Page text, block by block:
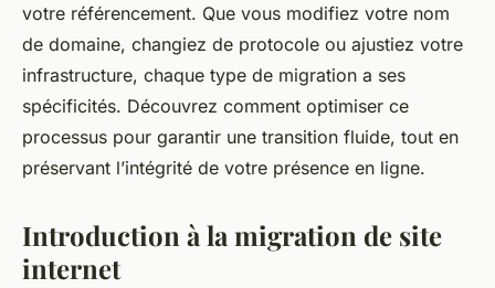
Maxence•30 décembre 2024•5 min de lecture
votre référencement. Que vous modifiez votre nom
de domaine, changiez de protocole ou ajustiez votre
infrastructure, chaque type de migration a ses
spécificités. Découvrez comment optimiser ce
processus pour garantir une transition fluide, tout en
préservant l’intégrité de votre présence en ligne.
Introduction à la migration de site
internet